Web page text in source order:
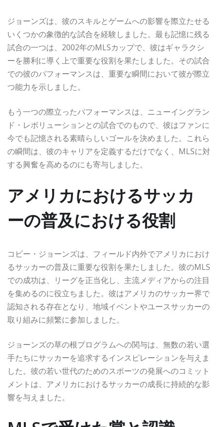
ジョーンズは、彼のスキルとゲームへの影響を際立たせる
いくつかの象徴的な試合を経験しました。最も記憶に残る
試合の一つは、2002年のMLSカップで、彼はギャラクシ
ーを勝利に導く上で重要な役割を果たしました。その試合
での彼のパフォーマンスは、重要な瞬間において彼が際立
つ能力を示しました。
もう一つの際立ったパフォーマンスは、ニューイングラン
ド・レボリューションとの試合でのもので、彼はファンに
今でも記憶される素晴らしいゴールを決めました。これら
の瞬間は、彼のキャリアを定義するだけでなく、MLSに対
する興奮を高めるのにも寄与しました。
アメリカにおけるサッカ
ーの普及における役割
コビー・ジョーンズは、フィールド内外でアメリカにおけ
るサッカーの普及に重要な役割を果たしました。彼のMLS
での成功は、リーグを正当化し、主流メディアからの注目
を集めるのに役立ちました。彼はアメリカのサッカー界で
認知される存在となり、地域イベントやユースサッカーの
取り組みに頻繁に参加しました。
ジョーンズの草の根プログラムへの関与は、無数の若い選
手たちにサッカーを追求するインスピレーションを与えま
した。彼の若い世代のためのスポーツの発展へのコミット
メントは、アメリカにおけるサッカーの成長に持続的な影
響を与えました。